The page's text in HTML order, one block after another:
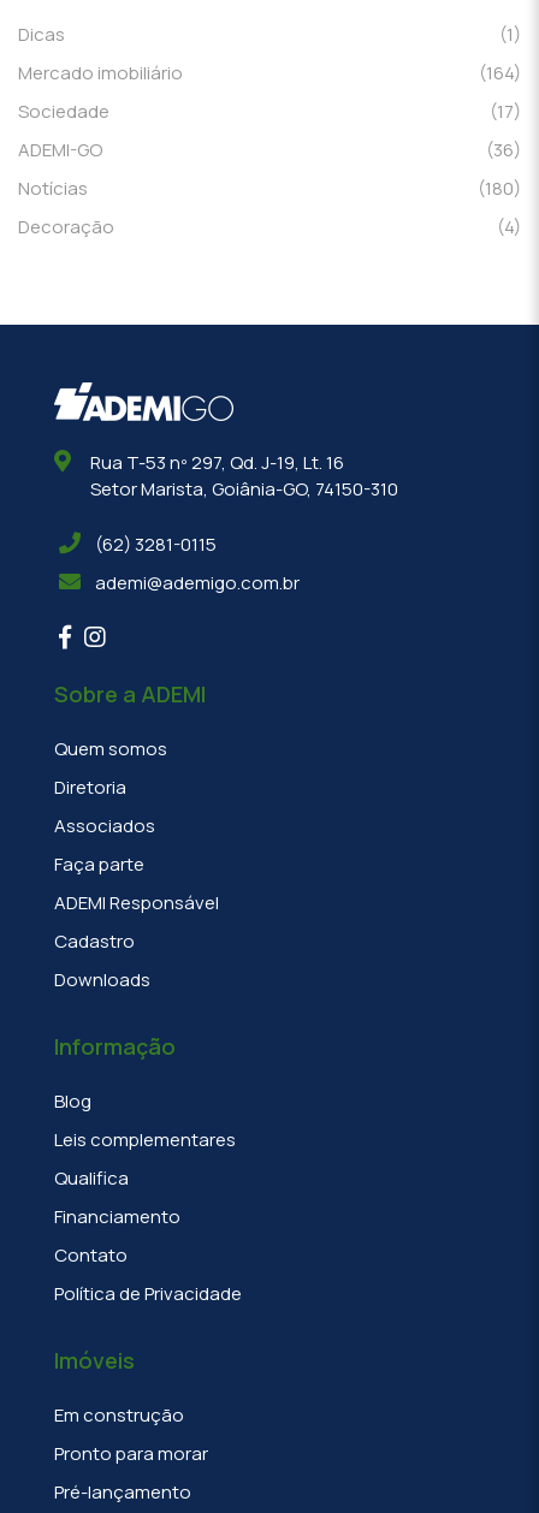
Dicas
(1)
Mercado imobiliário
(164)
Sociedade
(17)
ADEMI-GO
(36)
Notícias
(180)
Decoração
(4)
Rua T-53 nº 297, Qd. J-19, Lt. 16
Setor Marista, Goiânia-GO, 74150-310
(62) 3281-0115
ademi@ademigo.com.br
Sobre a ADEMI
Quem somos
Diretoria
Associados
Faça parte
ADEMI Responsável
Cadastro
Downloads
Informação
Blog
Leis complementares
Qualifica
Financiamento
Contato
Política de Privacidade
Imóveis
Em construção
Pronto para morar
Pré-lançamento